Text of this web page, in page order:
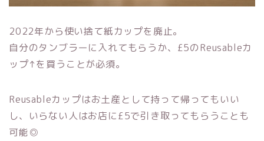
2022年から使い捨て紙カップを廃止。
自分のタンブラーに入れてもらうか、£5のReusableカ
ップ↑を買うことが必須。
Reusableカップはお土産として持って帰ってもいい
し、いらない人はお店に£5で引き取ってもらうことも
可能◎